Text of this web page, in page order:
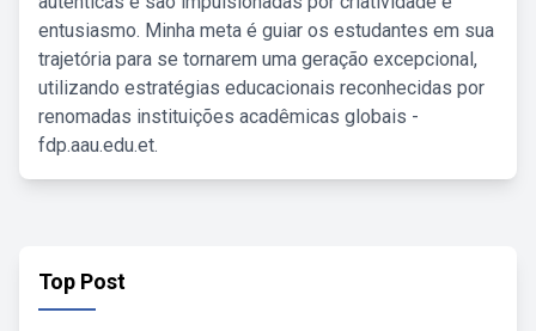
entusiasmo. Minha meta é guiar os estudantes em sua
trajetória para se tornarem uma geração excepcional,
utilizando estratégias educacionais reconhecidas por
renomadas instituições acadêmicas globais -
fdp.aau.edu.et.
Top Post